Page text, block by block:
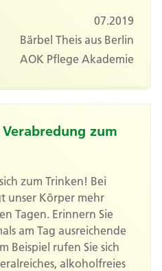
07.2019
Bärbel Theis aus Berlin
AOK Pflege Akademie
zum
zum Trinken! Bei
unser Körper mehr
Tagen. Erinnern Sie
am Tag ausreichende
Beispiel rufen Sie sich
alkoholfreies